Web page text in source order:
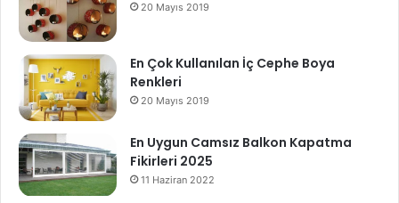
20 Mayıs 2019
En Çok Kullanılan İç Cephe Boya
Renkleri
20 Mayıs 2019
En Uygun Camsız Balkon Kapatma
Fikirleri 2025
11 Haziran 2022